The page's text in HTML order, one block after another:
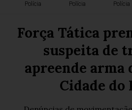
Polícia Polícia Polícia
Força Tática
suspeita de
apreende arma
Cidade do